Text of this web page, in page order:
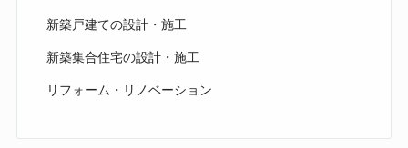
新築戸建ての設計・施工
新築集合住宅の設計・施工
リフォーム・リノベーション